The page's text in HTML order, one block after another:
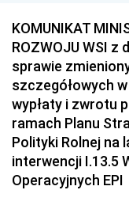
KOMUNIKAT
ROZWOJU WSI z
sprawie
szczegółowych
wypłaty i zwrotu
ramach Planu
Polityki Rolnej na
interwencji I.13.5
Operacyjnych EPI